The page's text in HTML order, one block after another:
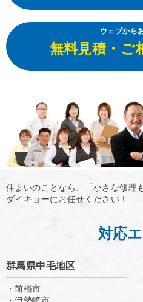
ウェブから
無料見積・ご
住まいのことなら、「小さな修理
ダイキョーにお任せください！
対応
群馬県中毛地区
・前橋市
・伊勢崎市